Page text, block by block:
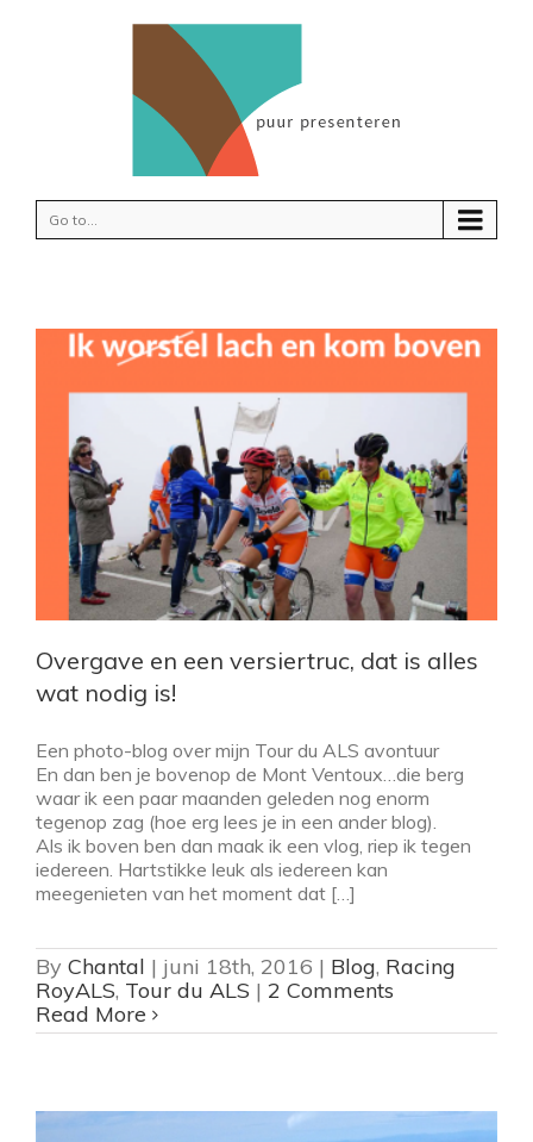
Go to...
Overgave en een versiertruc, dat is alles
wat nodig is!
Een photo-blog over mijn Tour du ALS avontuur
En dan ben je bovenop de Mont Ventoux…die berg
waar ik een paar maanden geleden nog enorm
tegenop zag (hoe erg lees je in een ander blog).
Als ik boven ben dan maak ik een vlog, riep ik tegen
iedereen. Hartstikke leuk als iedereen kan
meegenieten van het moment dat […]
By Chantal | juni 18th, 2016 | Blog, Racing
RoyALS, Tour du ALS | 2 Comments
Read More